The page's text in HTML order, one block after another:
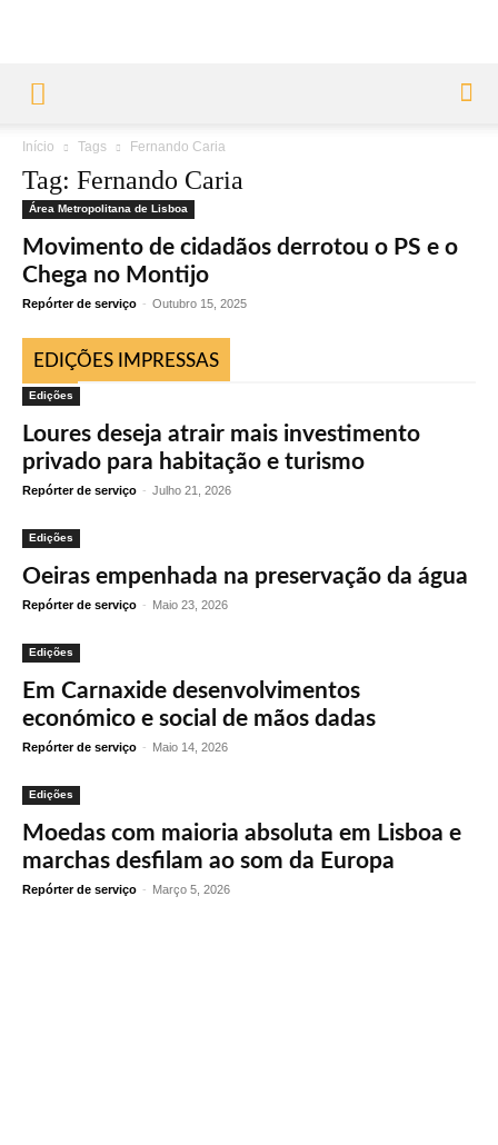
Início Tags Fernando Caria
Tag: Fernando Caria
Área Metropolitana de Lisboa
Movimento de cidadãos derrotou o PS e o
Chega no Montijo
Repórter de serviço - Outubro 15, 2025
EDIÇÕES IMPRESSAS
Edições
Loures deseja atrair mais investimento
privado para habitação e turismo
Repórter de serviço - Julho 21, 2026
Edições
Oeiras empenhada na preservação da água
Repórter de serviço - Maio 23, 2026
Edições
Em Carnaxide desenvolvimentos
económico e social de mãos dadas
Repórter de serviço - Maio 14, 2026
Edições
Moedas com maioria absoluta em Lisboa e
marchas desfilam ao som da Europa
Repórter de serviço - Março 5, 2026